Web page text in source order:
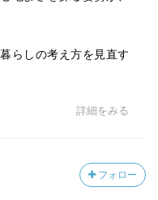
らしの考え方を見直す
詳細をみる
フォロー